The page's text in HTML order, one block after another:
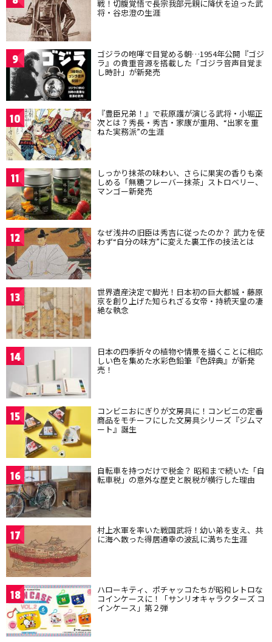
戦！切腹覚悟で長宗我部元親に降伏を迫った武
将・谷忠澄の生涯
9 ゴジラの咆哮で目覚める朝…1954年公開『ゴジ
ラ』の貴重音源を搭載した「ゴジラ音声目覚ま
し時計」が新発売
10 『豊臣兄弟！』で萩原護が演じる武将・小堀正
次とは？秀長・秀吉・家康が重用、“出家を重
ねた実務派”の生涯
11 しっかり抹茶の味わい、さらに果実の香りも楽
しめる「無糖フレーバー抹茶」ストロベリー、
マンゴー新発売
12 なぜ浅井の旧臣は秀吉に従ったのか？ 武力を使
わず“自分の味方”に変えた裏工作の技法とは
13 世界遺産決定で脚光！日本初の巨大都城・藤原
京を創り上げた知られざる女帝・持統天皇の凄
絶な執念
14 日本の四季折々の植物や情景を描くことに相応
しい色を集めた水彩色鉛筆『色辞典』が新発
売！
15 コンビニおにぎりが文房具に！コンビニの定番
商品をモチーフにした文房具シリーズ『ジムマ
ート』誕生
16 自転車を持つだけで税金？ 昭和まで続いた「自
転車税」の意外な歴史と脱税が横行した理由
17 村上水軍を率いた戦国武将！幼い弟を支え、共
に海へ散った得居通幸の波乱に満ちた生涯
18 ハローキティ、ポチャッコたちが昭和レトロな
コインケースに！「サンリオキャラクターズ コ
インケース」第２弾